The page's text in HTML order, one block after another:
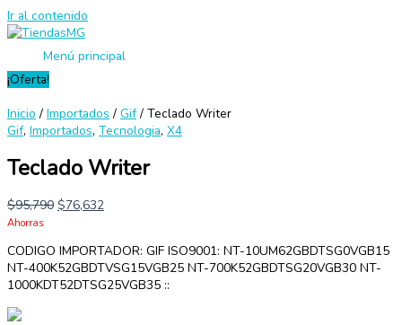
Ir al contenido
Menú principal
¡Oferta!
Inicio / Importados / Gif/ Teclado Writer
Gif, Importados, Tecnologia, X4
Teclado Writer
$95,790 $76,632
Ahorras
CODIGO IMPORTADOR: GIF ISO9001: NT-10UM62GBDTSG0VGB15
NT-400K52GBDTVSG15VGB25 NT-700K52GBDTSG20VGB30 NT-
1000KDT52DTSG25VGB35 ::